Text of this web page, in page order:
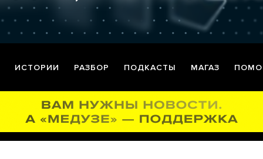
ИСТОРИИ РАЗБОР ПОДКАСТЫ МАГАЗ